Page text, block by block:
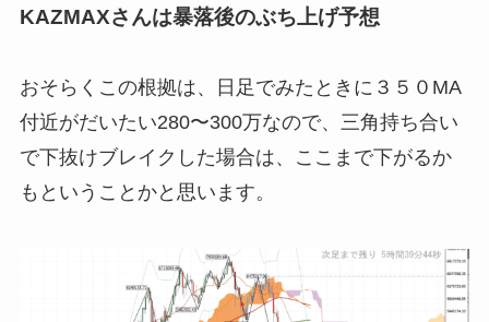
KAZMAXさんは暴落後のぶち上げ予想
おそらくこの根拠は、日足でみたときに３５０MA
付近がだいたい280〜300万なので、三角持ち合い
で下抜けブレイクした場合は、ここまで下がるか
もということかと思います。